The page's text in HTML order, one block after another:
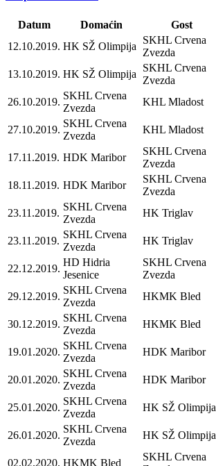
Datum Domaćin Gost
12.10.2019. HK SŽ Olimpija
SKHL Crvena
Zvezda
13.10.2019. HK SŽ Olimpija
SKHL Crvena
Zvezda
26.10.2019.
SKHL Crvena
Zvezda
KHL Mladost
27.10.2019.
SKHL Crvena
Zvezda
KHL Mladost
17.11.2019. HDK Maribor
SKHL Crvena
Zvezda
18.11.2019. HDK Maribor
SKHL Crvena
Zvezda
23.11.2019.
SKHL Crvena
Zvezda
HK Triglav
23.11.2019.
SKHL Crvena
Zvezda
HK Triglav
22.12.2019.
HD Hidria
Jesenice
SKHL Crvena
Zvezda
29.12.2019.
SKHL Crvena
Zvezda
HKMK Bled
30.12.2019.
SKHL Crvena
Zvezda
HKMK Bled
19.01.2020.
SKHL Crvena
Zvezda
HDK Maribor
20.01.2020.
SKHL Crvena
Zvezda
HDK Maribor
25.01.2020.
SKHL Crvena
Zvezda
HK SŽ Olimpija
26.01.2020.
SKHL Crvena
Zvezda
HK SŽ Olimpija
02.02.2020. HKMK Bled
SKHL Crvena